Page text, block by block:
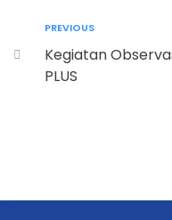
PREVIOUS
Kegiatan
PLUS